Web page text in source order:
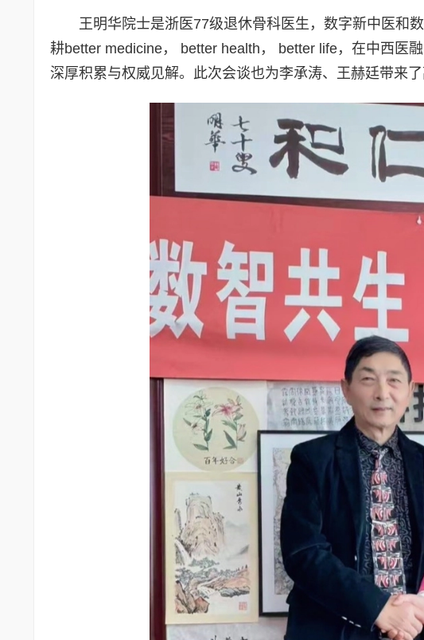
王明华院士是浙医77级退休骨科医生，数字新中医和
耕better medicine， better health， better life，在中西医
深厚积累与权威见解。此次会谈也为李承涛、王赫廷带来了